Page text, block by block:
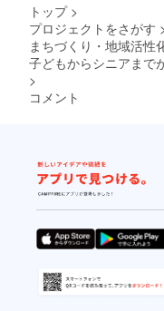
トップ >
プロジェクトをさがす
まちづくり・地域活性
子どもからシニアまで
>
コメント